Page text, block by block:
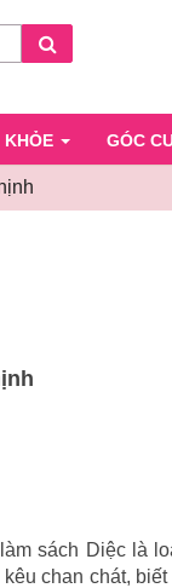
KHỎE GÓC
sách Diệc là
chan chát,